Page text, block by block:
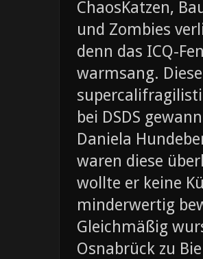
ChaosKatzen,
und Zombies
denn das ICQ-
warmsang.
bei DSDS
Daniela
waren diese
wollte er keine
minderwertig
Gleichmäßig
Osnabrück zu